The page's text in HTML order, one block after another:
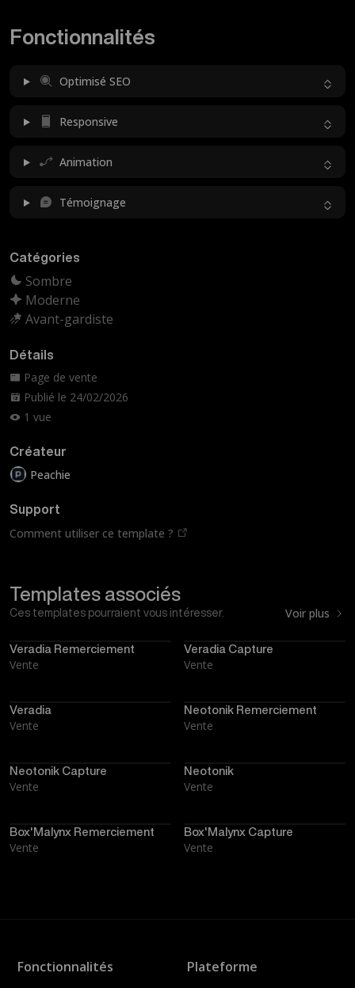
Fonctionnalités
Optimisé SEO
Responsive
Animation
Témoignage
Catégories
Sombre
Moderne
Avant-gardiste
Détails
Page de vente
Publié le 24/02/2026
1 vue
Créateur
Peachie
Support
Comment utiliser ce template ?
Templates associés
Ces templates pourraient vous intéresser. Voir plus
Veradia Remerciement
Vente
Veradia Capture
Vente
Veradia
Vente
Neotonik Remerciement
Vente
Neotonik Capture
Vente
Neotonik
Vente
Box'Malynx Remerciement
Vente
Box'Malynx Capture
Vente
Fonctionnalités Plateforme